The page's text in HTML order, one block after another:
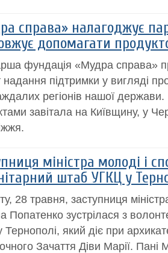
справа» налагоджує
допомагати
фундація «Мудра справа»
надання підтримки у вигляді
регіонів нашої держави.
завітала на Київщину, у
міністра молоді і
штаб УГКЦ у
28 травня, заступниця
Попатенко зустрілася з
який діє при
Зачаття Діви Марії. Пані